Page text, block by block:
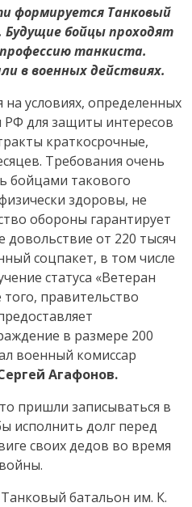
записи
Нижегородцы
записываются
батальон
им.
К.
Минина
в
память
подвиге
дедов
формируется Танковый
бойцы проходят
танкиста.
в военных действиях.
условиях, определенных
для защиты интересов
краткосрочные,
Требования очень
бойцами такового
здоровы, не
обороны гарантирует
от 220 тысяч
соцпакет, в том числе
статуса «Ветеран
правительство
в размере 200
военный комиссар
Агафонов.
пришли записываться в
исполнить долг перед
своих дедов во время
батальон им. К.